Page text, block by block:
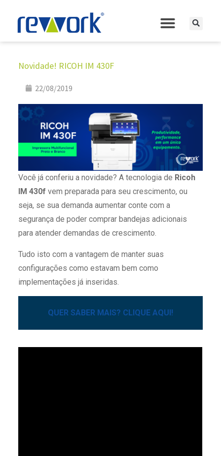
Novidade! RICOH IM 430F
22/08/2019
Você já conferiu a novidade? A tecnologia de Ricoh
IM 430fvem preparada para seu crescimento, ou
seja, se sua demanda aumentar conte com a
segurança de poder comprar bandejas adicionais
para atender demandas de crescimento.
Tudo isto com a vantagem de manter suas
configurações como estavam bem como
implementações já inseridas.
QUER SABER MAIS? CLIQUE AQUI!